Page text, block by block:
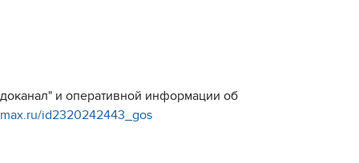
и оперативной информации об
id2320242443_gos